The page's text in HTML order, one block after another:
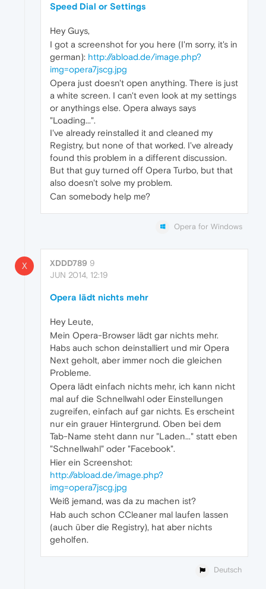
Speed Dial or Settings
Hey Guys,
I got a screenshot for you here (I'm sorry, it's in
german): http://abload.de/image.php?
img=opera7jscg.jpg
Opera just doesn't open anything. There is just
a white screen. I can't even look at my settings
or anythings else. Opera always says
"Loading...".
I've already reinstalled it and cleaned my
Registry, but none of that worked. I've already
found this problem in a different discussion.
But that guy turned off Opera Turbo, but that
also doesn't solve my problem.
Can somebody help me?
Opera for Windows
X XDDD789 9
JUN 2014, 12:19
Opera lädt nichts mehr
Hey Leute,
Mein Opera-Browser lädt gar nichts mehr.
Habs auch schon deinstalliert und mir Opera
Next geholt, aber immer noch die gleichen
Probleme.
Opera lädt einfach nichts mehr, ich kann nicht
mal auf die Schnellwahl oder Einstellungen
zugreifen, einfach auf gar nichts. Es erscheint
nur ein grauer Hintergrund. Oben bei dem
Tab-Name steht dann nur "Laden..." statt eben
"Schnellwahl" oder "Facebook".
Hier ein Screenshot:
http://abload.de/image.php?
img=opera7jscg.jpg
Weiß jemand, was da zu machen ist?
Hab auch schon CCleaner mal laufen lassen
(auch über die Registry), hat aber nichts
geholfen.
Deutsch